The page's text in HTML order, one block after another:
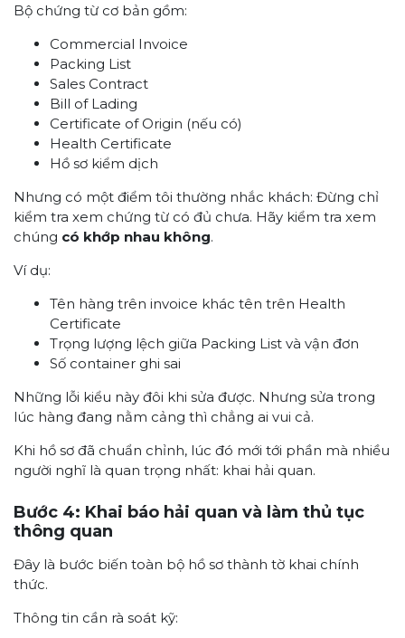
Bộ chứng từ cơ bản gồm:
Commercial Invoice
Packing List
Sales Contract
Bill of Lading
Certificate of Origin (nếu có)
Health Certificate
Hồ sơ kiểm dịch
Nhưng có một điểm tôi thường nhắc khách: Đừng chỉ
kiểm tra xem chứng từ có đủ chưa. Hãy kiểm tra xem
chúng có khớp nhau không.
Ví dụ:
Tên hàng trên invoice khác tên trên Health
Certificate
Trọng lượng lệch giữa Packing List và vận đơn
Số container ghi sai
Những lỗi kiểu này đôi khi sửa được. Nhưng sửa trong
lúc hàng đang nằm cảng thì chẳng ai vui cả.
Khi hồ sơ đã chuẩn chỉnh, lúc đó mới tới phần mà nhiều
người nghĩ là quan trọng nhất: khai hải quan.
Bước 4: Khai báo hải quan và làm thủ tục
thông quan
Đây là bước biến toàn bộ hồ sơ thành tờ khai chính
thức.
Thông tin cần rà soát kỹ: